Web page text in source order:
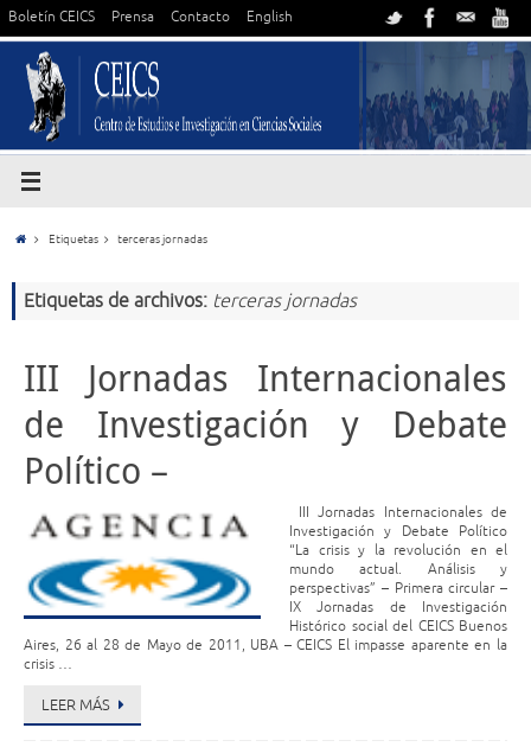
Boletín CEICS Prensa Contacto English
Etiquetas terceras jornadas
Etiquetas de archivos: terceras jornadas
III Jornadas Internacionales
de Investigación y Debate
Político –
III Jornadas Internacionales de
Investigación y Debate Político
“La crisis y la revolución en el
mundo actual. Análisis y
perspectivas” – Primera circular –
IX Jornadas de Investigación
Histórico social del CEICS Buenos
Aires, 26 al 28 de Mayo de 2011, UBA – CEICS El impasse aparente en la
crisis …
LEER MÁS